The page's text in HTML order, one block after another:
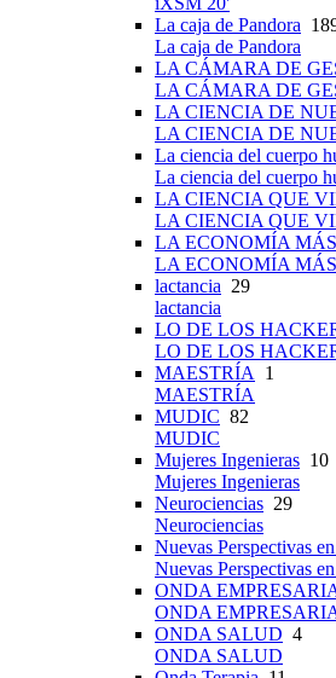
La caja de Pandora
La caja de Pandora
LA CÁMARA DE
LA CÁMARA DE
LA CIENCIA DE
LA CIENCIA DE
La ciencia del cuerpo
La ciencia del cuerpo
LA CIENCIA QUE
LA CIENCIA QUE
LA ECONOMÍA
LA ECONOMÍA
lactancia 29
lactancia
LO DE LOS
LO DE LOS
MAESTRÍA
1
MAESTRÍA
MUDIC 82
MUDIC
Mujeres Ingenieras 10
Mujeres Ingenieras
Neurociencias 29
Neurociencias
Nuevas Perspectivas
Nuevas Perspectivas
ONDA
ONDA
ONDA SALUD 4
ONDA SALUD